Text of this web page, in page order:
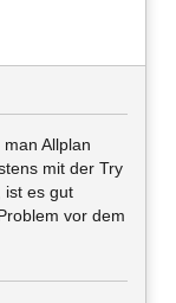
Allplan
mit der Try
ist es gut
vor dem